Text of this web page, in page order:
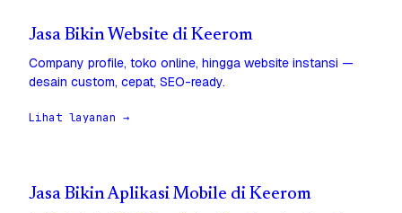
Jasa Bikin Website di Keerom
Company profile, toko online, hingga website instansi —
desain custom, cepat, SEO-ready.
Lihat layanan →
Jasa Bikin Aplikasi Mobile di Keerom